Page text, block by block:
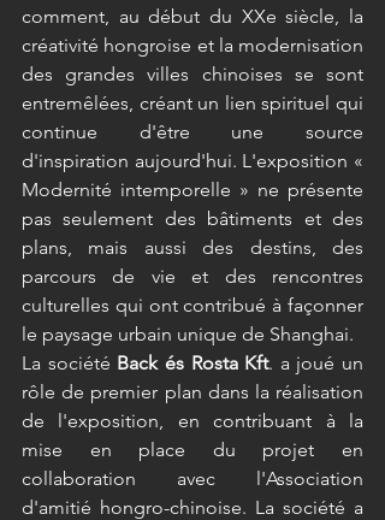
comment, au début du XXe siècle, la
créativité hongroise et la modernisation
des grandes villes chinoises se sont
entremêlées, créant un lien spirituel qui
continue d'être une source
d'inspiration aujourd'hui. L'exposition «
Modernité intemporelle » ne présente
pas seulement des bâtiments et des
plans, mais aussi des destins, des
parcours de vie et des rencontres
culturelles qui ont contribué à façonner
le paysage urbain unique de Shanghai.
La société Back és Rosta Kft. a joué un
rôle de premier plan dans la réalisation
de l'exposition, en contribuant à la
mise en place du projet en
collaboration avec l'Association
d'amitié hongro-chinoise. La société a